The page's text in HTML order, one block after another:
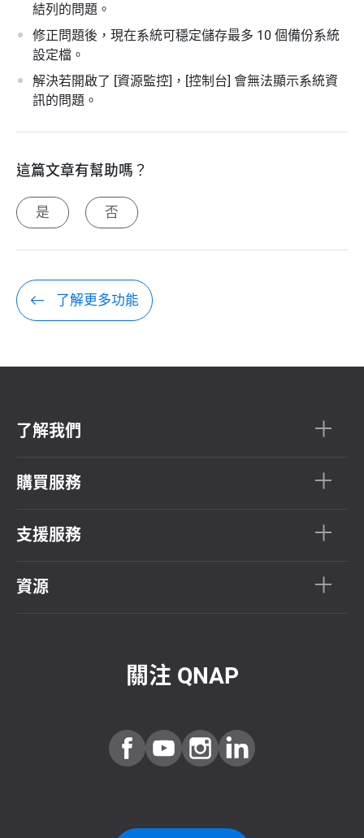
結列的問題。
修正問題後，現在系統可穩定儲存最多 10 個備份系統
設定檔。
解決若開啟了 [資源監控]，[控制台] 會無法顯示系統資
訊的問題。
這篇文章有幫助嗎？
是 否
了解更多功能
了解我們
購買服務
支援服務
資源
關注 QNAP